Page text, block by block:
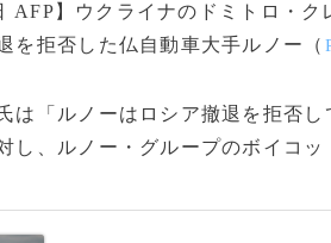
AFP】ウクライナのドミトロ・ク
を拒否した仏自動車大手ルノー（
は「ルノーはロシア撤退を拒否し
し、ルノー・グループのボイコ